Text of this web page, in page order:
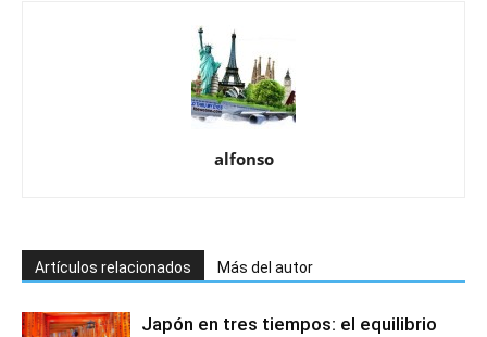
alfonso
Artículos relacionados Más del autor
Japón en tres tiempos: el equilibrio